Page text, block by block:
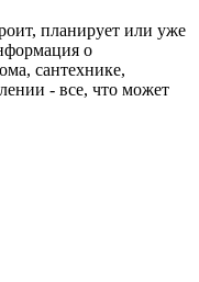
планирует или уже
о
сантехнике,
- все, что может